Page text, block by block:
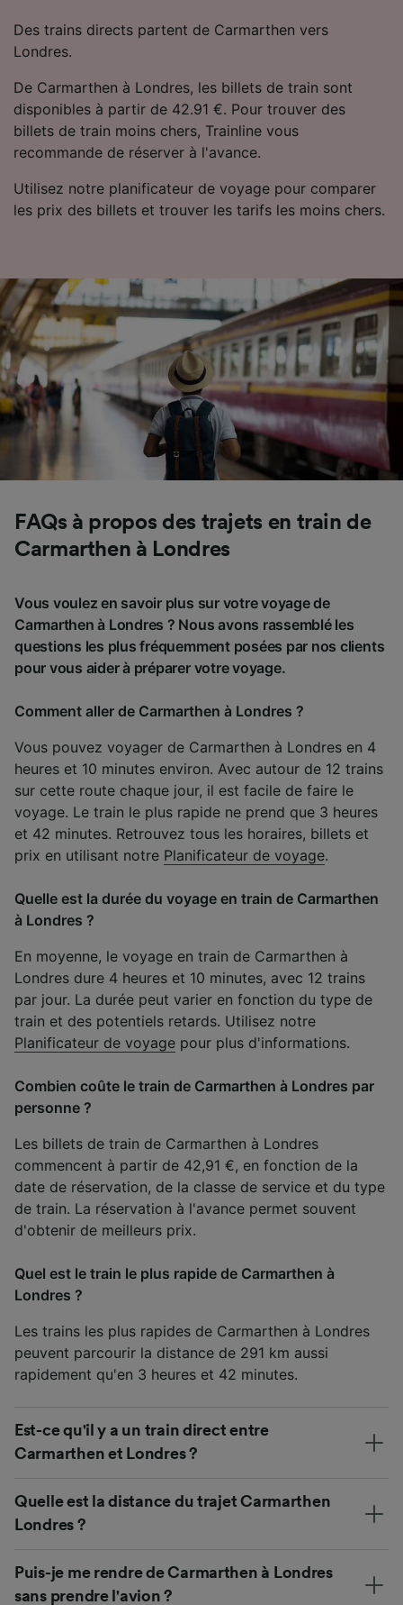
Des trains directs partent de Carmarthen vers
Londres.
De Carmarthen à Londres, les billets de train sont
disponibles à partir de 42.91 €. Pour trouver des
billets de train moins chers, Trainline vous
recommande de réserver à l'avance.
Utilisez notre planificateur de voyage pour comparer
les prix des billets et trouver les tarifs les moins chers.
FAQs à propos des trajets en train de
Carmarthen à Londres
Vous voulez en savoir plus sur votre voyage de
Carmarthen à Londres ? Nous avons rassemblé les
questions les plus fréquemment posées par nos clients
pour vous aider à préparer votre voyage.
Comment aller de Carmarthen à Londres ?
Vous pouvez voyager de Carmarthen à Londres en 4
heures et 10 minutes environ. Avec autour de 12 trains
sur cette route chaque jour, il est facile de faire le
voyage. Le train le plus rapide ne prend que 3 heures
et 42 minutes. Retrouvez tous les horaires, billets et
prix en utilisant notre Planificateur de voyage.
Quelle est la durée du voyage en train de Carmarthen
à Londres ?
En moyenne, le voyage en train de Carmarthen à
Londres dure 4 heures et 10 minutes, avec 12 trains
par jour. La durée peut varier en fonction du type de
train et des potentiels retards. Utilisez notre
Planificateur de voyage pour plus d'informations.
Combien coûte le train de Carmarthen à Londres par
personne ?
Les billets de train de Carmarthen à Londres
commencent à partir de 42,91 €, en fonction de la
date de réservation, de la classe de service et du type
de train. La réservation à l'avance permet souvent
d'obtenir de meilleurs prix.
Quel est le train le plus rapide de Carmarthen à
Londres ?
Les trains les plus rapides de Carmarthen à Londres
peuvent parcourir la distance de 291 km aussi
rapidement qu'en 3 heures et 42 minutes.
Est-ce qu'il y a un train direct entre
Carmarthen et Londres ?
Quelle est la distance du trajet Carmarthen
Londres ?
Puis-je me rendre de Carmarthen à Londres
sans prendre l'avion ?